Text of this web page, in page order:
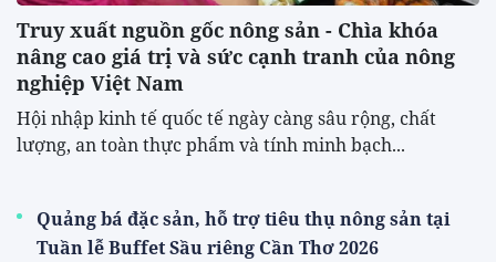
Truy xuất nguồn gốc nông sản - Chìa khóa
nâng cao giá trị và sức cạnh tranh của nông
nghiệp Việt Nam
Hội nhập kinh tế quốc tế ngày càng sâu rộng, chất
lượng, an toàn thực phẩm và tính minh bạch...
Quảng bá đặc sản, hỗ trợ tiêu thụ nông sản tại
Tuần lễ Buffet Sầu riêng Cần Thơ 2026